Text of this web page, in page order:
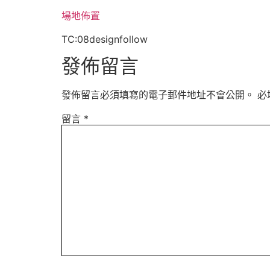
場地佈置
TC:08designfollow
發佈留言
發佈留言必須填寫的電子郵件地址不會公開。 必
留言 *